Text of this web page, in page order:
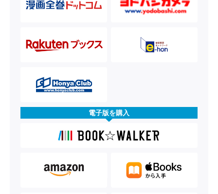
電子版を購入